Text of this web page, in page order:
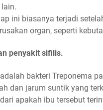
ini biasanya terjadi
organ, seperti
penyakit sifilis.
bakteri Treponema
dan jarum suntik yang
apakah ibu tersebut